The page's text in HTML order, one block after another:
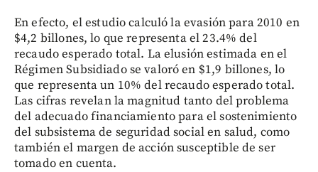
En efecto, el estudio calculó la evasión para 2010 en
$4,2 billones, lo que representa el 23.4% del
recaudo esperado total. La elusión estimada en el
Régimen Subsidiado se valoró en $1,9 billones, lo
que representa un 10% del recaudo esperado total.
Las cifras revelan la magnitud tanto del problema
del adecuado financiamiento para el sostenimiento
del subsistema de seguridad social en salud, como
también el margen de acción susceptible de ser
tomado en cuenta.